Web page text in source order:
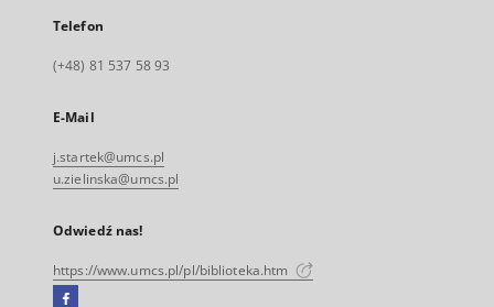
Telefon
(+48) 81 537 58 93
E-Mail
j.startek@umcs.pl
u.zielinska@umcs.pl
Odwiedź nas!
https://www.umcs.pl/pl/biblioteka.htm
Facebook